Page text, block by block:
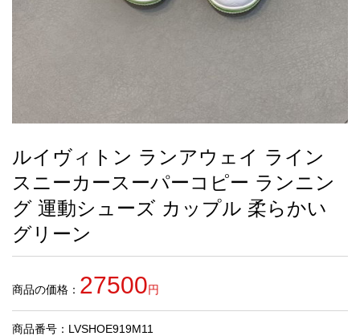
お
す
す
め
商
品
人
気
ルイヴィトン ランアウェイ ライン
スニーカースーパーコピー ランニン
グ 運動シューズ カップル 柔らかい
グリーン
商品の価格： 27500円
商品番号：LVSHOE919M11